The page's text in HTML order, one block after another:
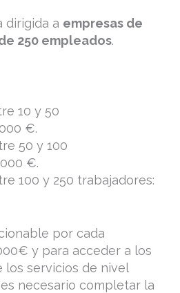
dirigida a empresas de
250 empleados.
10 y 50
€.
50 y 100
€.
100 y 250 trabajadores:
por cada
y para acceder a los
los servicios de nivel
necesario completar la